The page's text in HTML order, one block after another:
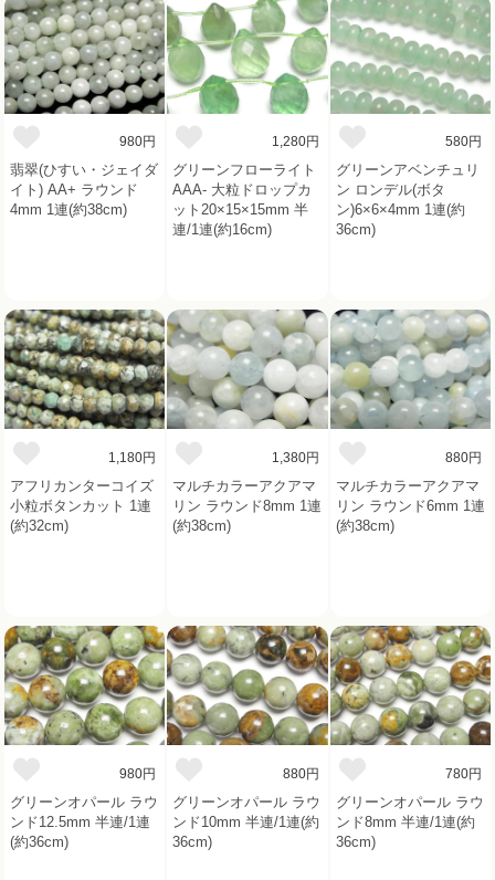
980円
翡翠(ひすい・ジェイダ
イト) AA+ ラウンド
4mm 1連(約38cm)
1,280円
グリーンフローライト
AAA- 大粒ドロップカ
ット20×15×15mm 半
連/1連(約16cm)
580円
グリーンアベンチュリ
ン ロンデル(ボタ
ン)6×6×4mm 1連(約
36cm)
1,180円
アフリカンターコイズ
小粒ボタンカット 1連
(約32cm)
1,380円
マルチカラーアクアマ
リン ラウンド8mm 1連
(約38cm)
880円
マルチカラーアクアマ
リン ラウンド6mm 1連
(約38cm)
980円
グリーンオパール ラウ
ンド12.5mm 半連/1連
(約36cm)
880円
グリーンオパール ラウ
ンド10mm 半連/1連(約
36cm)
780円
グリーンオパール ラウ
ンド8mm 半連/1連(約
36cm)